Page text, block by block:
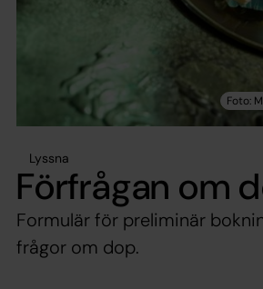
Lyssna
Förfrågan om
Formulär för preliminär
frågor om dop.